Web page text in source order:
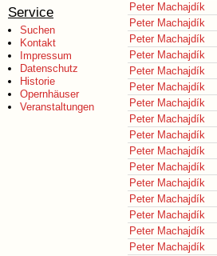
Service
Suchen
Kontakt
Impressum
Datenschutz
Historie
Opernhäuser
Veranstaltungen
Peter Machajdík
Peter Machajdík
Peter Machajdík
Peter Machajdík
Peter Machajdík
Peter Machajdík
Peter Machajdík
Peter Machajdík
Peter Machajdík
Peter Machajdík
Peter Machajdík
Peter Machajdík
Peter Machajdík
Peter Machajdík
Peter Machajdík
Peter Machajdík